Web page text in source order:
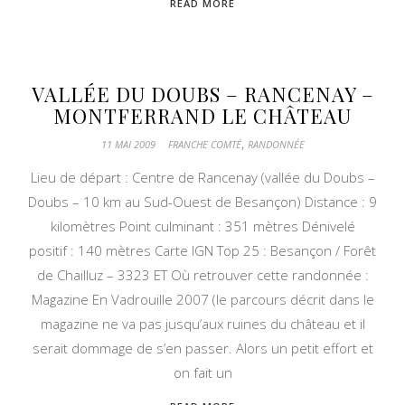
READ MORE
VALLÉE DU DOUBS – RANCENAY –
MONTFERRAND LE CHÂTEAU
11 MAI 2009 FRANCHE COMTÉ, RANDONNÉE
Lieu de départ : Centre de Rancenay (vallée du Doubs –
Doubs – 10 km au Sud-Ouest de Besançon) Distance : 9
kilomètres Point culminant : 351 mètres Dénivelé
positif : 140 mètres Carte IGN Top 25 : Besançon / Forêt
de Chailluz – 3323 ET Où retrouver cette randonnée :
Magazine En Vadrouille 2007 (le parcours décrit dans le
magazine ne va pas jusqu’aux ruines du château et il
serait dommage de s’en passer. Alors un petit effort et
on fait un